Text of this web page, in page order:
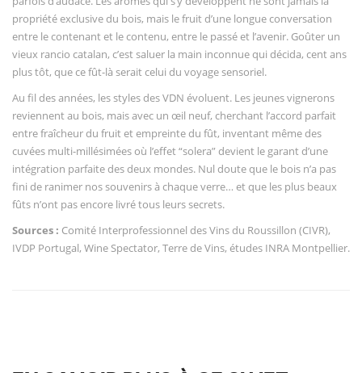
propriété exclusive du bois, mais le fruit d’une longue conversation
entre le contenant et le contenu, entre le passé et l’avenir. Goûter un
vieux rancio catalan, c’est saluer la main inconnue qui décida, cent ans
plus tôt, que ce fût-là serait celui du voyage sensoriel.
Au fil des années, les styles des VDN évoluent. Les jeunes vignerons
reviennent au bois, mais avec un œil neuf, cherchant l’accord parfait
entre fraîcheur du fruit et empreinte du fût, inventant même des
cuvées multi-millésimées où l’effet “solera” devient le garant d’une
intégration parfaite des deux mondes. Nul doute que le bois n’a pas
fini de ranimer nos souvenirs à chaque verre… et que les plus beaux
fûts n’ont pas encore livré tous leurs secrets.
Sources : Comité Interprofessionnel des Vins du Roussillon (CIVR),
IVDP Portugal, Wine Spectator, Terre de Vins, études INRA Montpellier.